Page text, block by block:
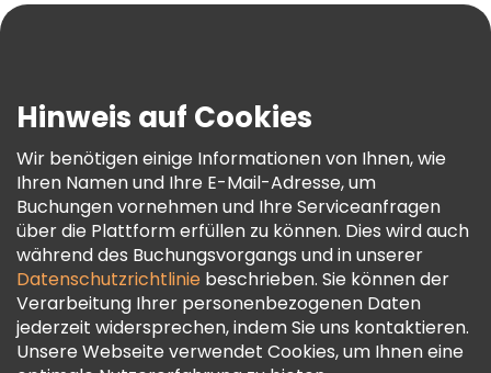
AGB Und Rechtliches
Cookie-Richtlinie
Freetour Auszeichnungen
Treueprogramm
Hinweis auf Cookies
Wir benötigen einige Informationen von Ihnen, wie
Ihren Namen und Ihre E-Mail-Adresse, um
Buchungen vornehmen und Ihre Serviceanfragen
über die Plattform erfüllen zu können. Dies wird auch
während des Buchungsvorgangs und in unserer
Datenschutzrichtlinie beschrieben. Sie können der
Verarbeitung Ihrer personenbezogenen Daten
jederzeit widersprechen, indem Sie uns kontaktieren.
Unsere Webseite verwendet Cookies, um Ihnen eine